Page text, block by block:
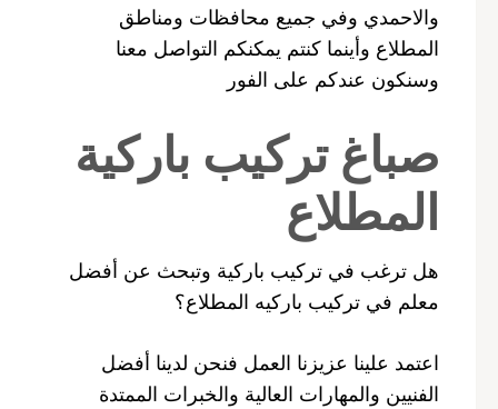
والاحمدي وفي جميع محافظات ومناطق
المطلاع وأينما كنتم يمكنكم التواصل معنا
وسنكون عندكم على الفور
صباغ تركيب باركية
المطلاع
هل ترغب في تركيب باركية وتبحث عن أفضل
معلم في تركيب باركيه المطلاع؟
اعتمد علينا عزيزنا العمل فنحن لدينا أفضل
الفنيين والمهارات العالية والخبرات الممتدة